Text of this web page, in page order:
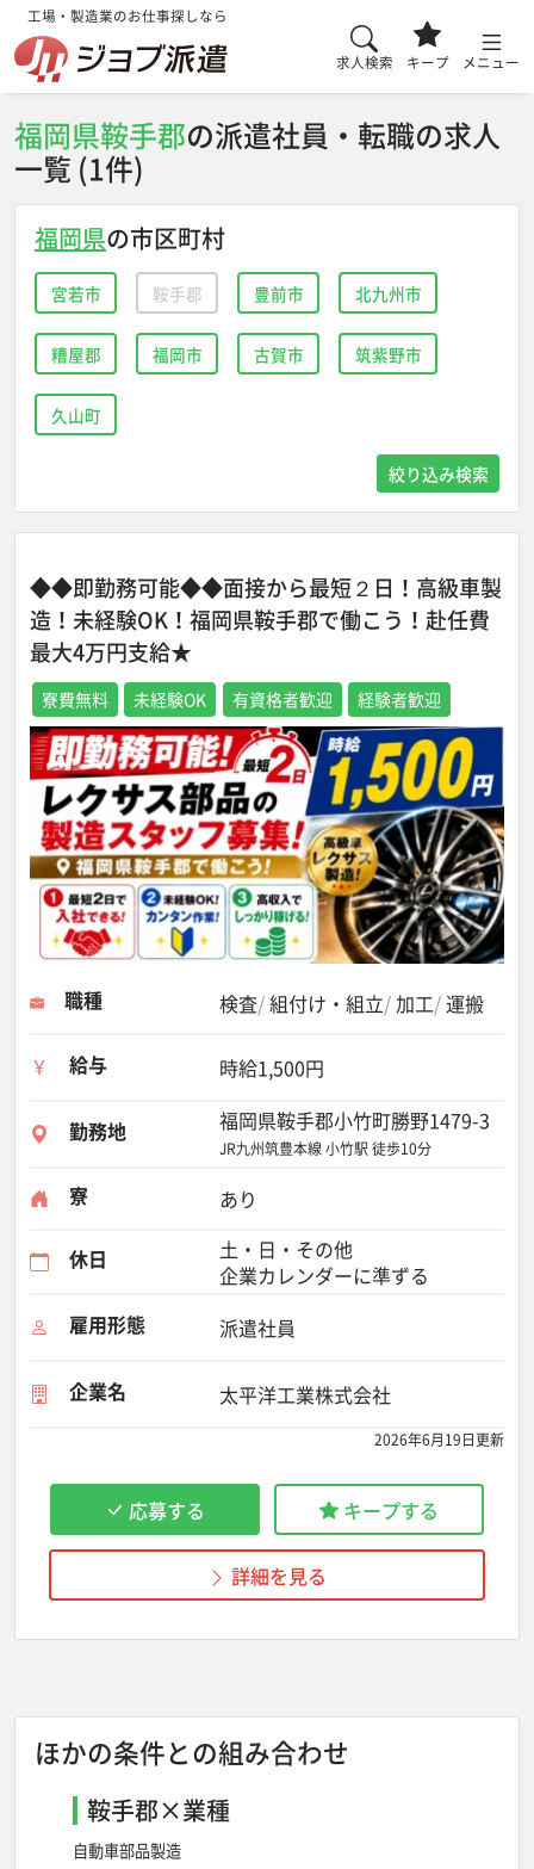
工場・製造業のお仕事探しなら
求人検索 キープ メニュー
福岡県鞍手郡の派遣社員・転職の求人
一覧 (1件)
福岡県の市区町村
宮若市 鞍手郡 豊前市 北九州市
糟屋郡 福岡市 古賀市 筑紫野市
久山町
絞り込み検索
◆◆即勤務可能◆◆面接から最短２日！高級車製
造！未経験OK！福岡県鞍手郡で働こう！赴任費
最大4万円支給★
寮費無料 未経験OK 有資格者歓迎 経験者歓迎
職種 検査 組付け・組立 加工 運搬
給与 時給1,500円
勤務地 福岡県鞍手郡小竹町勝野1479-3
JR九州筑豊本線 小竹駅 徒歩10分
寮 あり
休日
土・日・その他
企業カレンダーに準ずる
雇用形態
派遣社員
企業名 太平洋工業株式会社
2026年6月19日更新
応募する キープする
詳細を見る
ほかの条件との組み合わせ
鞍手郡×業種
自動車部品製造